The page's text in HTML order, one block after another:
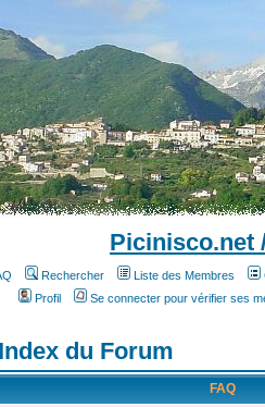
Picinisco.net
Rechercher Liste des Membres
Profil
Se connecter pour vérifier ses
du Forum
FAQ